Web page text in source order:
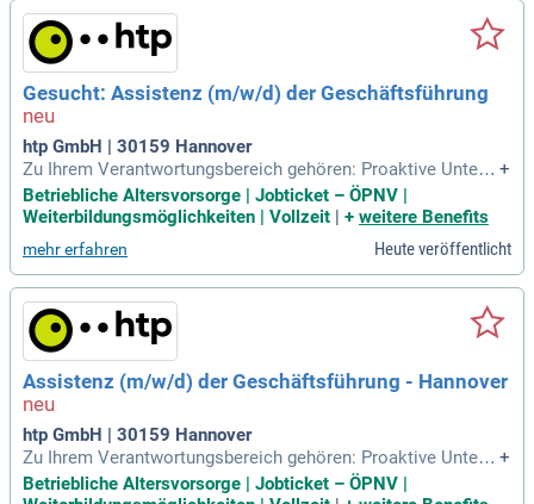
Gesucht: Assistenz (m/w/d) der Geschäftsführung
htp GmbH | 30159 Hannover
Zu Ihrem Verantwortungsbereich gehören: Proaktive Unterst
ützung der Geschäftsführung in allen Bereichen Erstellung u
nd Beratung bei der internen Unternehmenskommunikation
der Geschäftsführung Compliance-Organisation für Themen
der Geschäftsführung in
+
Betriebliche Altersvorsorge | Jobticket – ÖPNV |
Weiterbildungsmöglichkeiten | Vollzeit | + weitere Benefits
mehr erfahren Heute veröffentlicht
Assistenz (m/w/d) der Geschäftsführung - Hannover
htp GmbH | 30159 Hannover
Zu Ihrem Verantwortungsbereich gehören: Proaktive Unterst
ützung der Geschäftsführung in allen Bereichen Erstellung u
+
Betriebliche Altersvorsorge | Jobticket – ÖPNV |